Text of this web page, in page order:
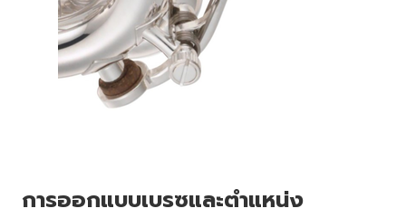
การออกแบบเบรซและตำแหน่ง